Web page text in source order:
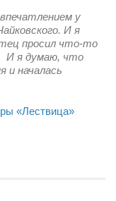
у
И я
просил что-то
И я думаю, что
и началась
«Лествица»